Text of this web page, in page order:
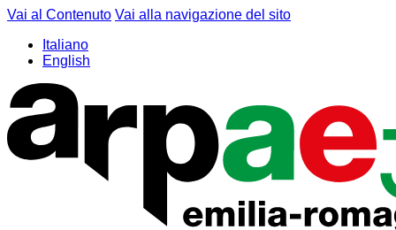
Vai al Contenuto Vai alla navigazione del sito
Italiano
English